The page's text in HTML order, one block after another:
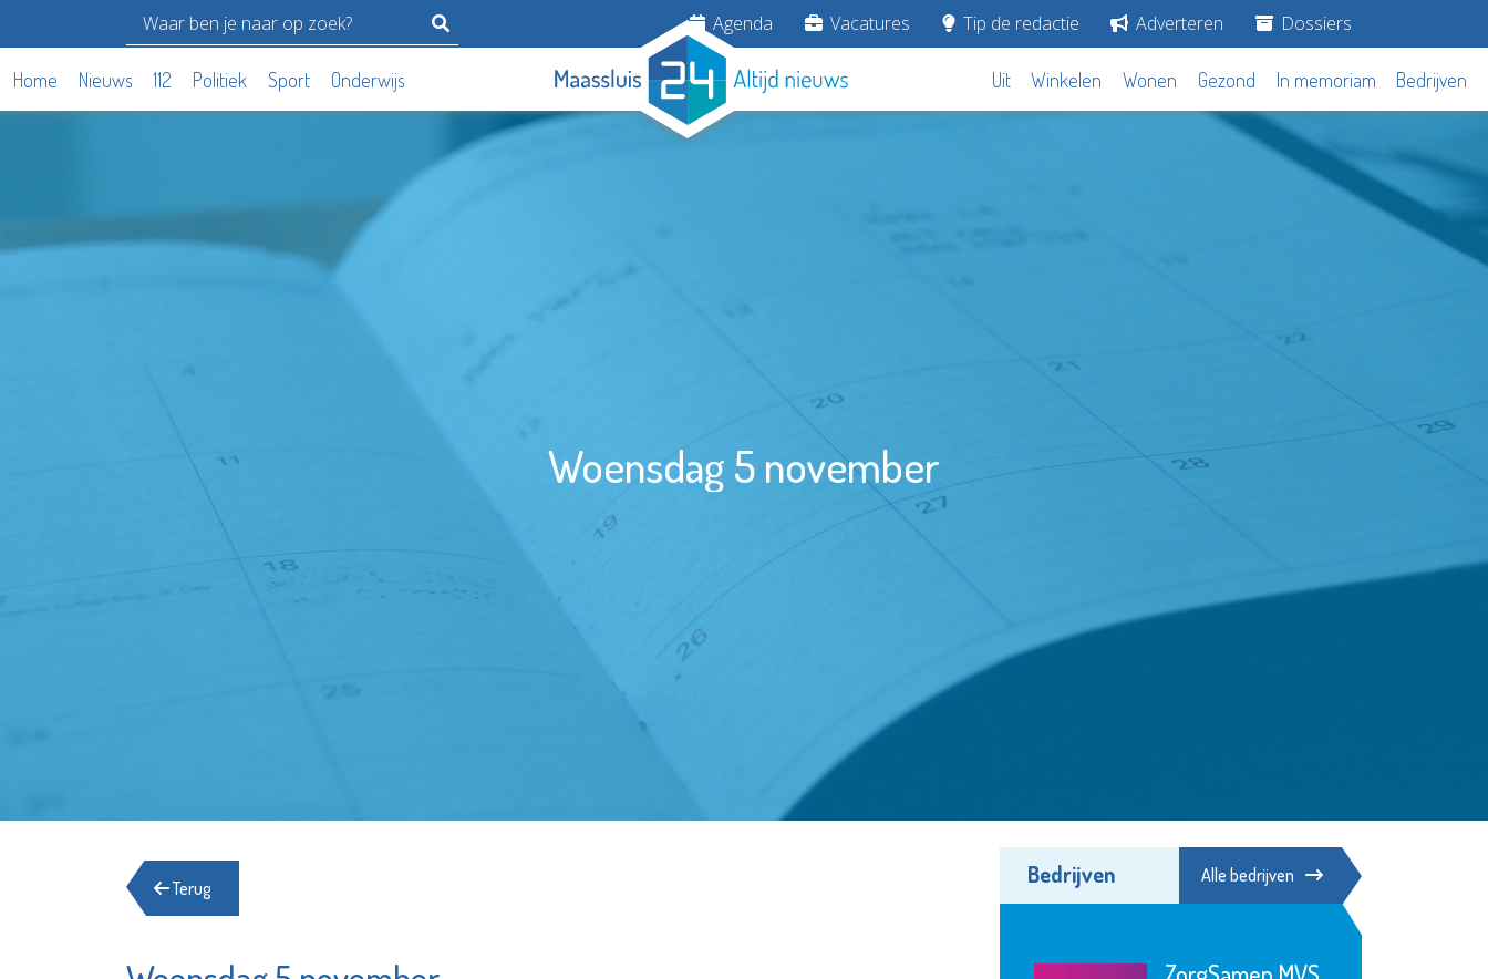
Agenda Vacatures Tip de redactie Adverteren Dossiers
Home Nieuws 112 Politiek Sport Onderwijs Uit Winkelen Wonen Gezond In memoriam Bedrijven
Woensdag 5 november
Terug Bedrijven Alle bedrijven